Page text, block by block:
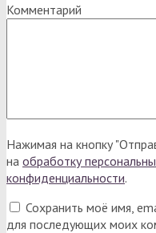
Комментарий
Нажимая на кнопку
на обработку
конфиденциальности.
Сохранить моё имя,
для последующих моих